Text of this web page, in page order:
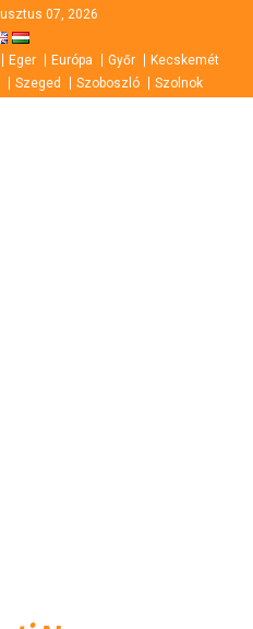
07, 2026
Eger Európa Győr
Kecskemét
Szeged Szoboszló Szolnok